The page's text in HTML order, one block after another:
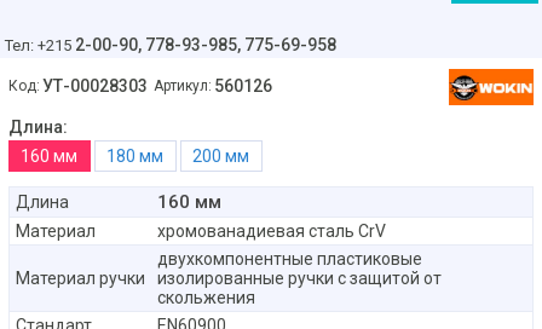
Тел: +215 2-00-90, 778-93-985, 775-69-958
Код: УТ-00028303 Артикул: 560126
Длина:
160 мм
180 мм 200 мм
Длина 160 мм
Материал хромованадиевая сталь CrV
Материал ручки
двухкомпонентные пластиковые
изолированные ручки с защитой от
скольжения
Стандарт
EN60900